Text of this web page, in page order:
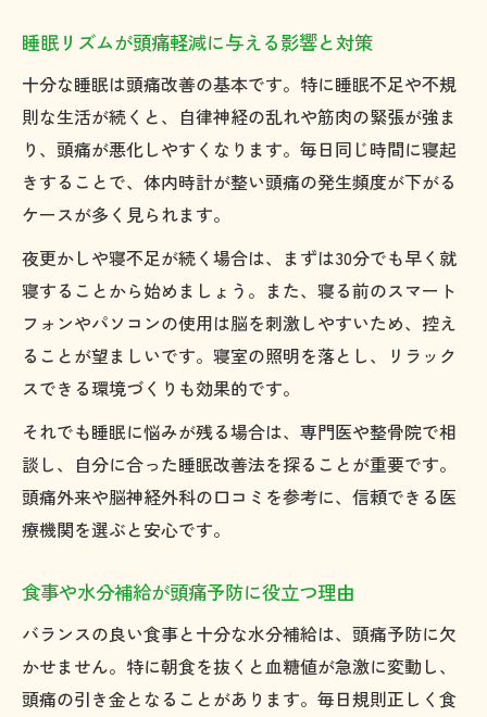
睡眠リズムが頭痛軽減に与える影響と対策
十分な睡眠は頭痛改善の基本です。特に睡眠不足や不規
則な生活が続くと、自律神経の乱れや筋肉の緊張が強ま
り、頭痛が悪化しやすくなります。毎日同じ時間に寝起
きすることで、体内時計が整い頭痛の発生頻度が下がる
ケースが多く見られます。
夜更かしや寝不足が続く場合は、まずは30分でも早く就
寝することから始めましょう。また、寝る前のスマート
フォンやパソコンの使用は脳を刺激しやすいため、控え
ることが望ましいです。寝室の照明を落とし、リラック
スできる環境づくりも効果的です。
それでも睡眠に悩みが残る場合は、専門医や整骨院で相
談し、自分に合った睡眠改善法を探ることが重要です。
頭痛外来や脳神経外科の口コミを参考に、信頼できる医
療機関を選ぶと安心です。
食事や水分補給が頭痛予防に役立つ理由
バランスの良い食事と十分な水分補給は、頭痛予防に欠
かせません。特に朝食を抜くと血糖値が急激に変動し、
頭痛の引き金となることがあります。毎日規則正しく食